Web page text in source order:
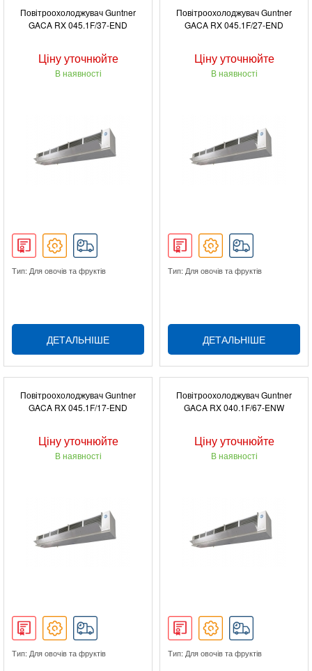
Повітроохолоджувач Guntner
GACA RX 045.1F/37-END
Ціну уточнюйте
В наявності
Тип: Для овочів та фруктів
ДЕТАЛЬНІШЕ
Повітроохолоджувач Guntner
GACA RX 045.1F/27-END
Ціну уточнюйте
В наявності
Тип: Для овочів та фруктів
ДЕТАЛЬНІШЕ
Повітроохолоджувач Guntner
GACA RX 045.1F/17-END
Ціну уточнюйте
В наявності
Тип: Для овочів та фруктів
Повітроохолоджувач Guntner
GACA RX 040.1F/67-ENW
Ціну уточнюйте
В наявності
Тип: Для овочів та фруктів